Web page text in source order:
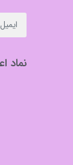
نماد